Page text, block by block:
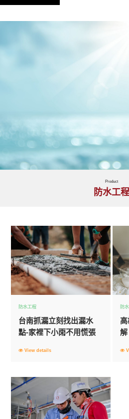
Product
防水工程
防水工程
台南抓漏立刻找出漏水
點-家裡下小雨不用慌張
View details
防
高
解